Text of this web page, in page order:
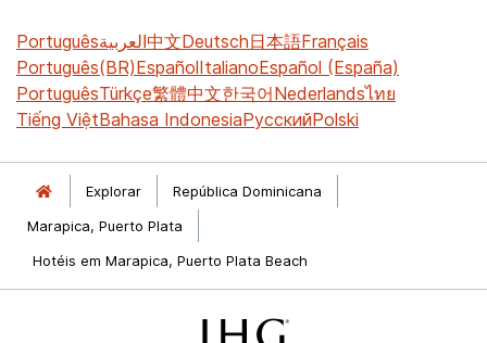
Portuguêsالعربية中文Deutsch日本語Français
Português(BR)EspañolItalianoEspañol (España)
PortuguêsTürkçe繁體中文한국어Nederlandsไทย
Tiếng ViệtBahasa IndonesiaРусскийPolski
Explorar
República Dominicana
Marapica, Puerto Plata
Hotéis em Marapica, Puerto Plata Beach